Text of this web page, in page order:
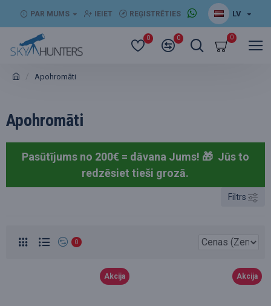
PAR MUMS IEIET REĢISTRĒTIES LV
0 0 0
Apohromāti
Apohromāti
Pasūtījums no 200€ = dāvana Jums! 🎁 Jūs to
redzēsiet tieši grozā.
Filtrs
0
Akcija Akcija